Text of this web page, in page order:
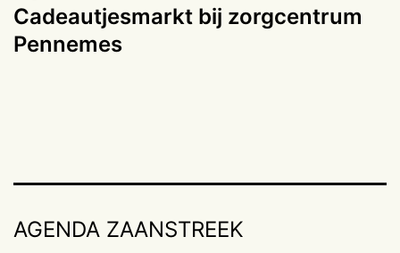
Cadeautjesmarkt bij zorgcentrum
Pennemes
AGENDA ZAANSTREEK